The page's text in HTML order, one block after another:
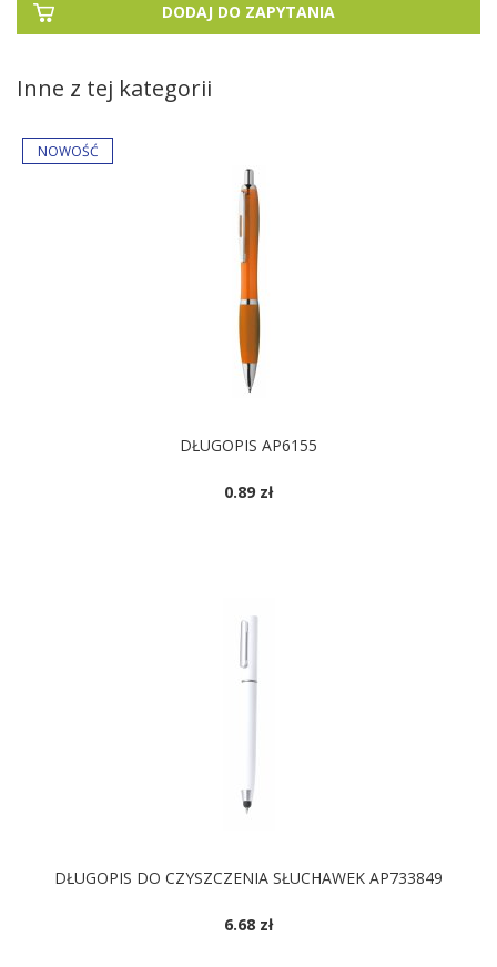
DODAJ DO ZAPYTANIA
Inne z tej kategorii
DŁUGOPIS AP6155
0.89 zł
DŁUGOPIS DO CZYSZCZENIA SŁUCHAWEK AP733849
6.68 zł